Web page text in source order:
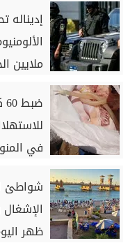
ملايين
في
شواطئ
الإشغال
ظهر